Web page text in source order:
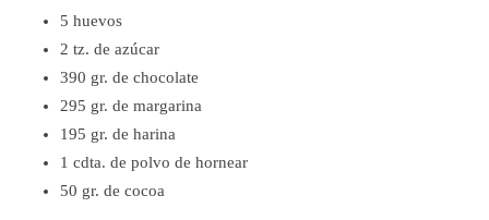
5 huevos
2 tz. de azúcar
390 gr. de chocolate
295 gr. de margarina
195 gr. de harina
1 cdta. de polvo de hornear
50 gr. de cocoa